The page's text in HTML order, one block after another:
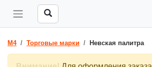
M4 Торговые марки Невская палитра